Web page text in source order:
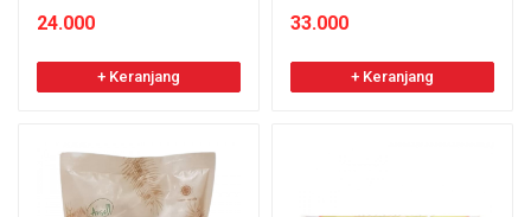
24.000
+ Keranjang
33.000
+ Keranjang